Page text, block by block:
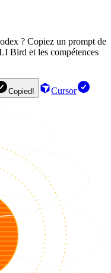
? Copiez un prompt de
Bird et les compétences
Copied!
Cursor